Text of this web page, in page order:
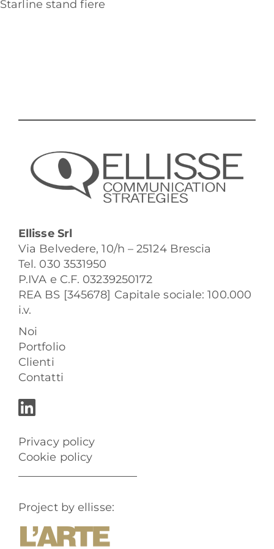
Starline stand fiere
Ellisse Srl
Via Belvedere, 10/h – 25124 Brescia
Tel. 030 3531950
P.IVA e C.F. 03239250172
REA BS [345678] Capitale sociale: 100.000
i.v.
Noi
Portfolio
Clienti
Contatti
Privacy policy
Cookie policy
Project by ellisse: